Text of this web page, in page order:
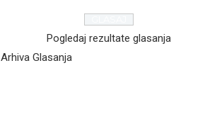
Pogledaj rezultate glasanja
Arhiva Glasanja